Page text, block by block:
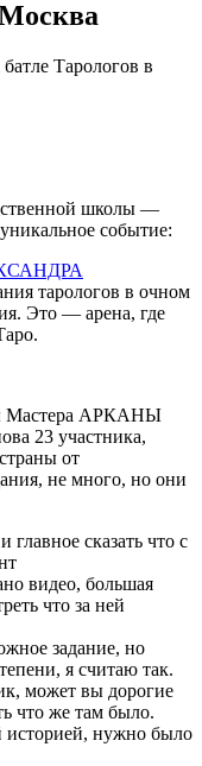
Москва
Тарологов в
школы —
событие:
тарологов в очном
Это — арена, где
Мастера АРКАНЫ
23 участника,
от
не много, но они
главное сказать что с
видео, большая
что за ней
задание, но
я считаю так.
может вы дорогие
что же там было.
историей, нужно было